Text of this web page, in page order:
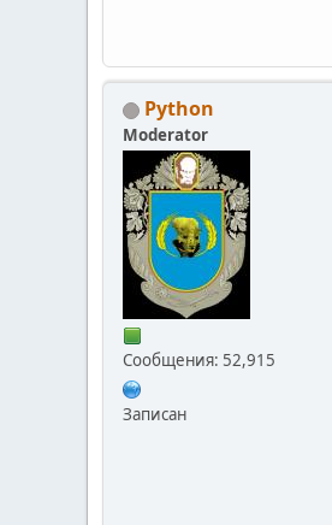
Python
Moderator
Сообщения: 52,915
Записан